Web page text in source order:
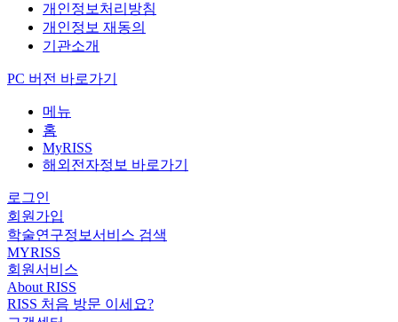
개인정보처리방침
개인정보 재동의
기관소개
PC 버전 바로가기
메뉴
홈
MyRISS
해외전자정보 바로가기
로그인
회원가입
학술연구정보서비스 검색
MYRISS
회원서비스
About RISS
RISS 처음 방문 이세요?